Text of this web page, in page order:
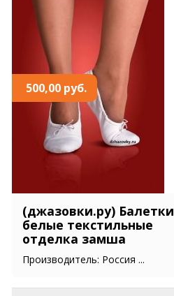
500,00 руб.
(джазовки.ру) Балетки
белые текстильные
отделка замша
Производитель: Россия ...